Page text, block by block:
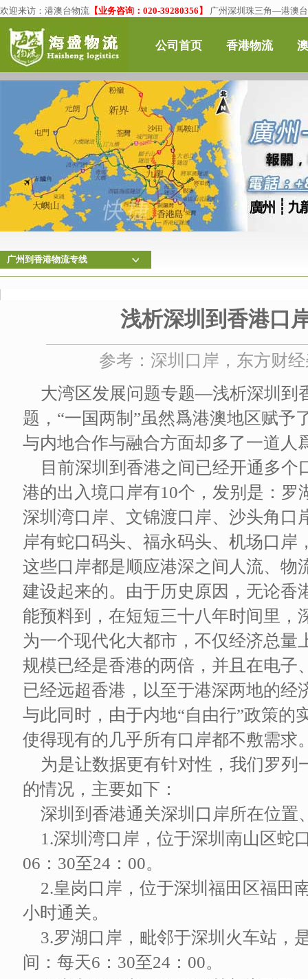
欢迎来访： 港澳台物流 【业务咨询：020-39280356】 广州深圳珠三角—港澳
公司首页 香港物流
广州到香港物流专线
浅析深圳到香港口
参考：深圳口岸，东方财
大湾区发展问题专题—浅析深圳到
题，“一国两制”虽然爲港澳地区赋予
与内地合作与融合方面却多了一道人
目前深圳到香港之间已经开通多
港的出入境口岸有10个，发别是：
深圳湾口岸、文锦渡口岸、沙头角口
岸有蛇口码头、福永码头、机场口岸
这些口岸都是顺应港深之间人流、物
建设起来的。由于历史原因，无论香
能预料到，在短短三十八年时间里，
为一个现代化大都市，不仅经济总量
规模已经是香港的两倍，并且在电子
已经远超香港，以至于港深两地的经
与此同时，由于内地“自由行”政策的
使得现有的几乎所有口岸都不敷需求
为是让数据更有针对性，我们罗
的情况，主要如下：
深圳到香港通关深圳口岸所在位置
1.深圳湾口岸，位于深圳南山区蛇
06：30至24：00。
2.皇岗口岸，位于深圳福田区福田
小时通关。
3.罗湖口岸，毗邻于深圳火车站，
间：每天6：30至24：00。